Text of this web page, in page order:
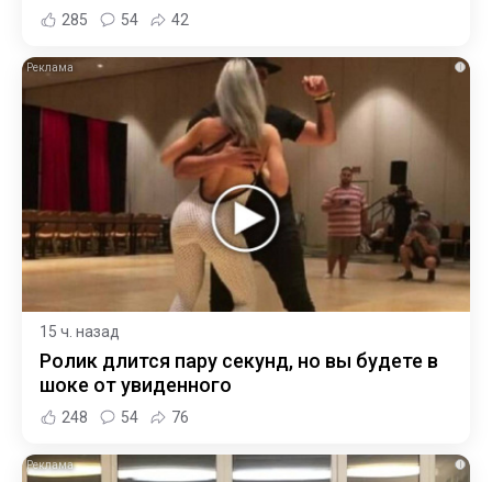
285 54 42
i
15 ч. назад
Ролик длится пару секунд, но вы будете в
шоке от увиденного
248 54 76
i